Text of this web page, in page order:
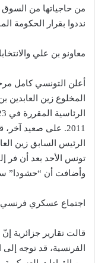
من حاجياتها من السوق
نددوا بقرار الحكومة
معاونو بن علي
أعلن التونسي كامل
المخلوع زين
2011. على صعيد
الرئيس السابق زين
تونس الأحد بعد أن فر
وأضافت أن “حشودا”
اجتماع عسكري فرنسي
قالت تقارير جزائرية
الفرنسية، قد توجه إلى